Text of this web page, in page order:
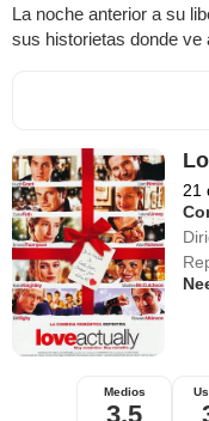
La noche anterior a su
sus historietas donde ve
21
Medios
3,5